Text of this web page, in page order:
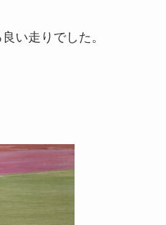
い走りでした。